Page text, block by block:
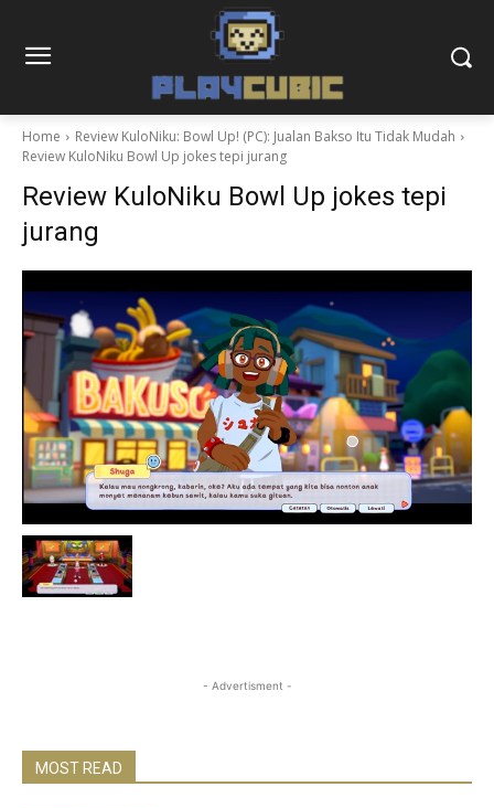
Home
Review KuloNiku: Bowl Up! (PC): Jualan Bakso Itu Tidak Mudah
Review KuloNiku Bowl Up jokes tepi jurang
Review KuloNiku Bowl Up jokes tepi
jurang
- Advertisment -
MOST READ